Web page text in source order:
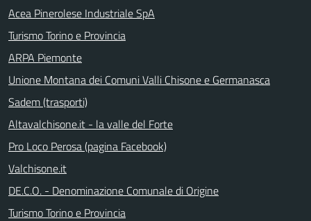
Acea Pinerolese Industriale SpA
Turismo Torino e Provincia
ARPA Piemonte
Unione Montana dei Comuni Valli Chisone e Germanasca
Sadem (trasporti)
Altavalchisone.it - la valle del Forte
Pro Loco Perosa (pagina Facebook)
Valchisone.it
DE.C.O. - Denominazione Comunale di Origine
Turismo Torino e Provincia